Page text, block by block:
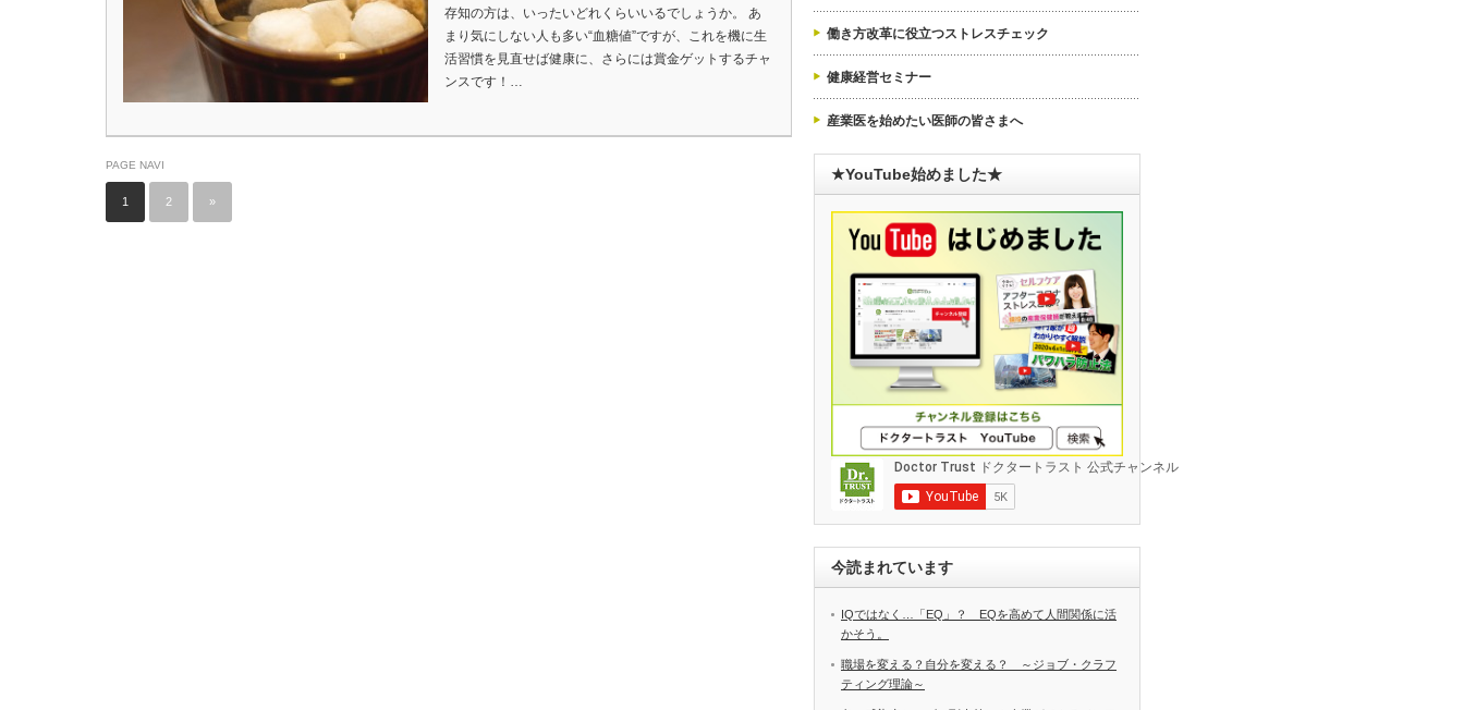
存知の方は、いったいどれくらいいるでしょうか。 あ
まり気にしない人も多い“血糖値”ですが、これを機に生
活習慣を見直せば健康に、さらには賞金ゲットするチャ
ンスです！…
PAGE NAVI
1 2 »
働き方改革に役立つストレスチェック
健康経営セミナー
産業医を始めたい医師の皆さまへ
★YouTube始めました★
今読まれています
IQではなく…「EQ」？ EQを高めて人間関係に活
かそう。
職場を変える？自分を変える？ ～ジョブ・クラフ
ティング理論～